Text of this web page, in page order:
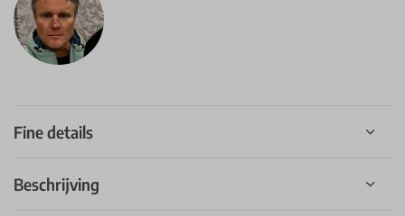
Fine details
Beschrijving